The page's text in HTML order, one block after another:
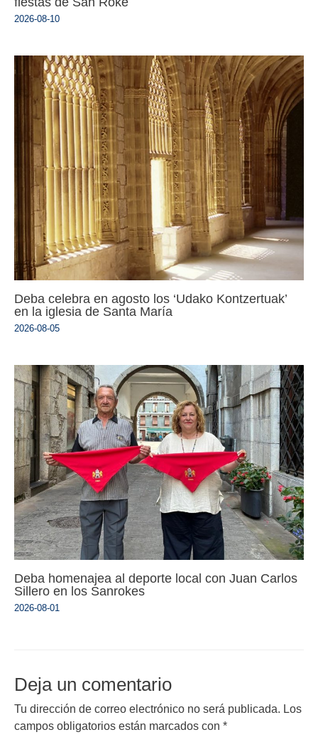
2026-08-10
Deba celebra en agosto los ‘Udako Kontzertuak’
en la iglesia de Santa María
2026-08-05
Deba homenajea al deporte local con Juan Carlos
Sillero en los Sanrokes
2026-08-01
Deja un comentario
Tu dirección de correo electrónico no será publicada. Los
campos obligatorios están marcados con *